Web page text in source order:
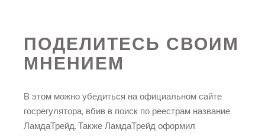
ПОДЕЛИТЕСЬ СВОИМ
МНЕНИЕМ
В этом можно убедиться на официальном сайте
госрегулятора, вбив в поиск по реестрам название
ЛамдаТрейд. Также ЛамдаТрейд оформил